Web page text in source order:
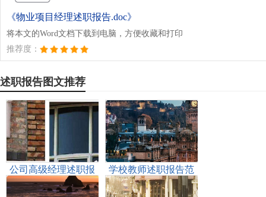
《物业项目经理述职报告.doc》
将本文的Word文档下载到电脑，方便收藏和打印
推荐度：
述职报告图文推荐
公司高级经理述职报
告
学校教师述职报告范
文